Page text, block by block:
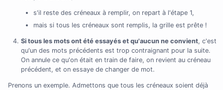
s'il reste des créneaux à remplir, on repart à l'étape 1,
mais si tous les créneaux sont remplis, la grille est prête !
Si tous les mots ont été essayés et qu'aucun ne convient, c'est
qu'un des mots précédents est trop contraignant pour la suite.
On annule ce qu'on était en train de faire, on revient au créneau
précédent, et on essaye de changer de mot.
Prenons un exemple. Admettons que tous les créneaux soient déjà